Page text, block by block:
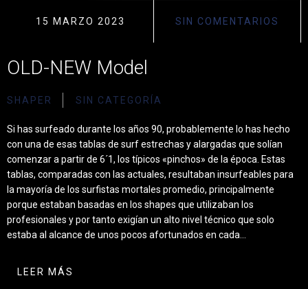
15 MARZO 2023 SIN COMENTARIOS
OLD-NEW Model
SHAPER SIN CATEGORÍA
Si has surfeado durante los años 90, probablemente lo has hecho
con una de esas tablas de surf estrechas y alargadas que solían
comenzar a partir de 6´1, los típicos «pinchos» de la época. Estas
tablas, comparadas con las actuales, resultaban insurfeables para
la mayoría de los surfistas mortales promedio, principalmente
porque estaban basadas en los shapes que utilizaban los
profesionales y por tanto exigían un alto nivel técnico que solo
estaba al alcance de unos pocos afortunados en cada…
LEER MÁS